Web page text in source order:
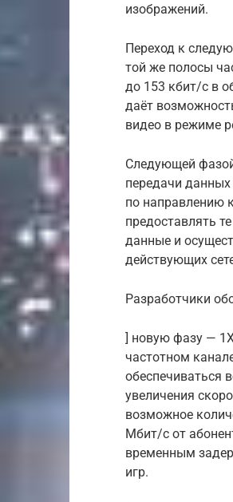
изображений.
Переход к
той же полосы
до 153 кбит/с в
даёт
видео в режиме
Следующей
передачи данных
по направлению
предоставлять
данные и
действующих
Разработчики
] новую фазу —
частотном
обеспечиваться
увеличения
возможное
Мбит/с от
временным
игр.